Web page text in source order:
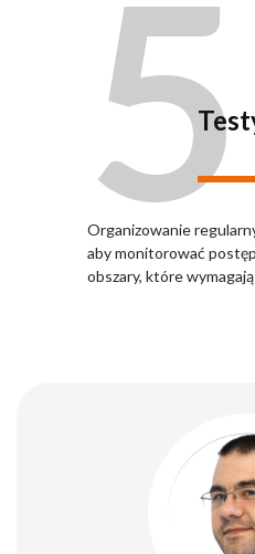
5
Organizowanie
aby monitorować
obszary, które